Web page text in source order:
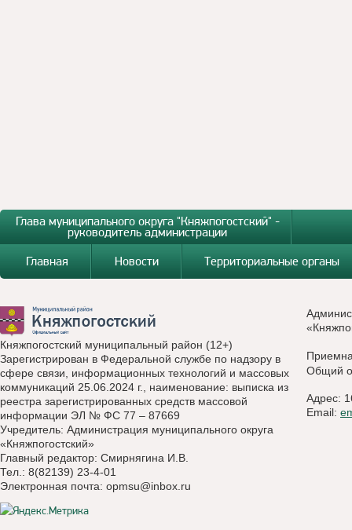
Глава муниципального округа "Княжпогостский" -
руководитель администрации
Главная
Новости Территориальные органы
Княжпогостский муниципальный район (12+)
Зарегистрирован в Федеральной службе по надзору в
сфере связи, информационных технологий и массовых
коммуникаций 25.06.2024 г., наименование: выписка из
реестра зарегистрированных средств массовой
информации ЭЛ № ФС 77 – 87669
Учредитель: Администрация муниципального округа
«Княжпогостский»
Главный редактор: Смирнягина И.В.
Тел.: 8(82139) 23-4-01
Электронная почта: opmsu@inbox.ru
Общий
Адрес:
Email: